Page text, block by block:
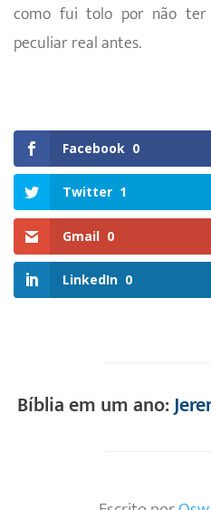
como fui tolo por não ter
peculiar real antes.
Facebook 0
Twitter 1
Gmail 0
LinkedIn 0
Bíblia em um ano: